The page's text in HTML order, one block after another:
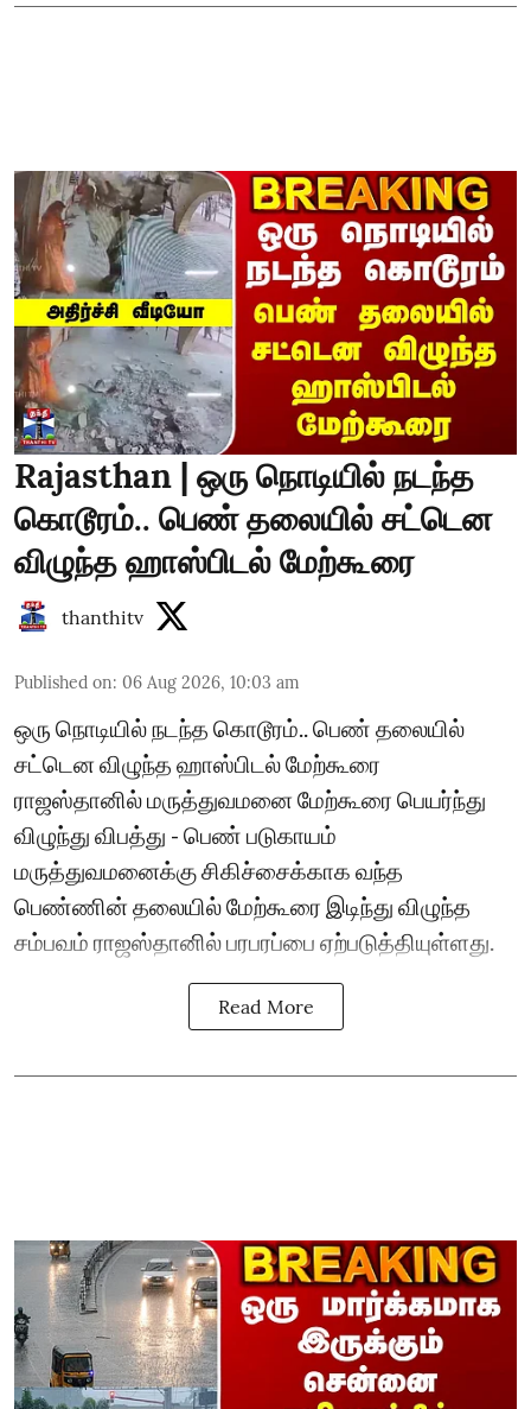
Rajasthan | ஒரு நொடியில் நடந்த
கொடூரம்.. பெண் தலையில் சட்டென
விழுந்த ஹாஸ்பிடல் மேற்கூரை
thanthitv
Published on: 06 Aug 2026, 10:03 am
ஒரு நொடியில் நடந்த கொடூரம்.. பெண் தலையில்
சட்டென விழுந்த ஹாஸ்பிடல் மேற்கூரை
ராஜஸ்தானில் மருத்துவமனை மேற்கூரை பெயர்ந்து
விழுந்து விபத்து - பெண் படுகாயம்
மருத்துவமனைக்கு சிகிச்சைக்காக வந்த
பெண்ணின் தலையில் மேற்கூரை இடிந்து விழுந்த
சம்பவம் ராஜஸ்தானில் பரபரப்பை ஏற்படுத்தியுள்ளது.
Read More